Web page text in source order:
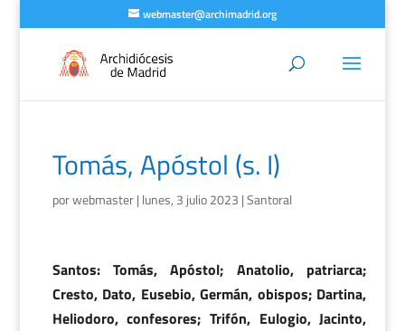
webmaster@archimadrid.org
Tomás, Apóstol (s. I)
porwebmaster| lunes, 3 julio 2023 |Santoral
Santos: Tomás, Apóstol; Anatolio, patriarca;
Cresto, Dato, Eusebio, Germán, obispos; Dartina,
Heliodoro, confesores; Trifón, Eulogio, Jacinto,